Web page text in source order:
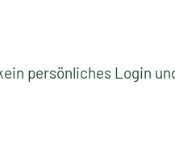
persönliches Login